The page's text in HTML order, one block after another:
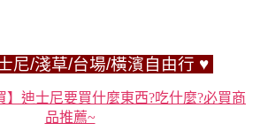
尼/淺草/台場/橫濱自由行 ♥
】迪士尼要買什麼東西?吃什麼?必買商
品推薦~